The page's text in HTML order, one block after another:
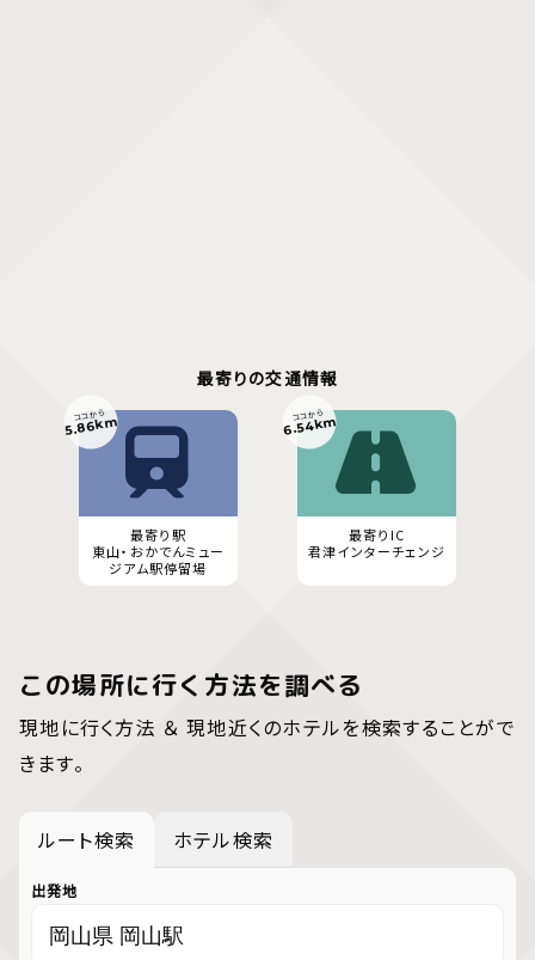
最寄りの交通情報
最寄り駅
東山・おかでんミュー
ジアム駅停留場
ココから
5.86km
最寄りIC
君津インターチェンジ
ココから
6.54km
この場所に行く方法を調べる
現地に行く方法 ＆ 現地近くのホテルを検索することがで
きます。
ルート検索 ホテル検索
出発地